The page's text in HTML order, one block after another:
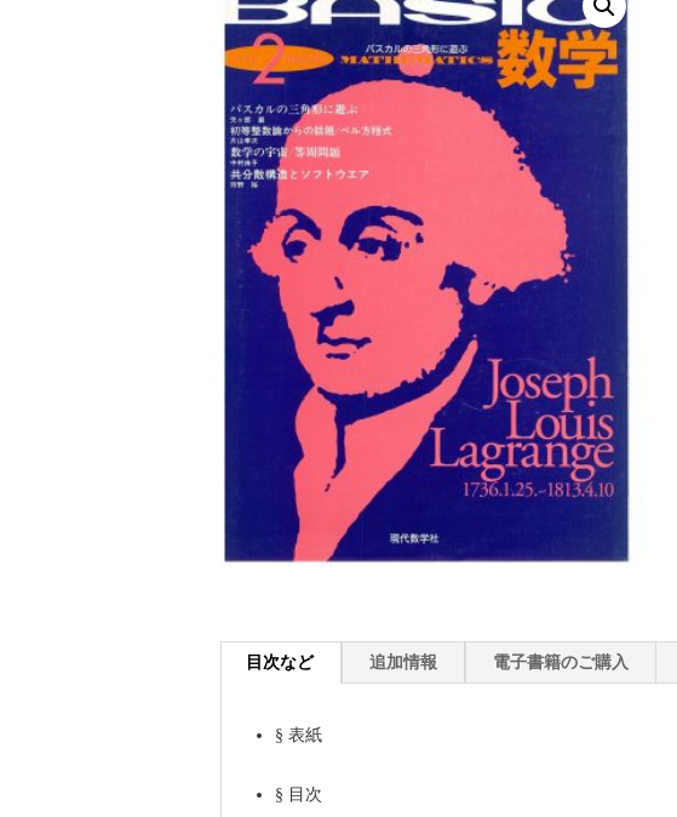
目次など 追加情報 電子書籍のご購入
§ 表紙
§ 目次